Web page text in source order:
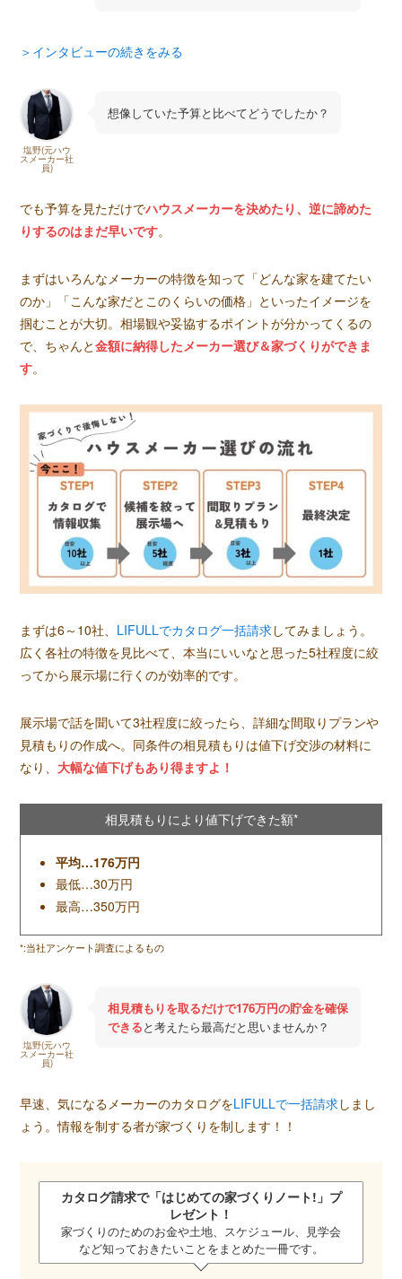
＞インタビューの続きをみる
塩野(元ハウ
スメーカー社
員)
想像していた予算と比べてどうでしたか？
でも予算を見ただけでハウスメーカーを決めたり、逆に諦めた
りするのはまだ早いです。
まずはいろんなメーカーの特徴を知って「どんな家を建てたい
のか」「こんな家だとこのくらいの価格」といったイメージを
掴むことが大切。相場観や妥協するポイントが分かってくるの
で、ちゃんと金額に納得したメーカー選び＆家づくりができま
す。
まずは6～10社、 LIFULLでカタログ一括請求してみましょう。
広く各社の特徴を見比べて、本当にいいなと思った5社程度に絞
ってから展示場に行くのが効率的です。
展示場で話を聞いて3社程度に絞ったら、詳細な間取りプランや
見積もりの作成へ。同条件の相見積もりは値下げ交渉の材料に
なり、 大幅な値下げもあり得ますよ！
相見積もりにより値下げできた額*
平均…176万円
最低…30万円
最高…350万円
*:当社アンケート調査によるもの
塩野(元ハウ
スメーカー社
員)
相見積もりを取るだけで176万円の貯金を確保
できると考えたら最高だと思いませんか？
早速、気になるメーカーのカタログをLIFULLで一括請求しまし
ょう。情報を制する者が家づくりを制します！！
カタログ請求で「はじめての家づくりノート! 」プ
レゼント！
家づくりのためのお金や土地、スケジュール、見学会
など知っておきたいことをまとめた一冊です。